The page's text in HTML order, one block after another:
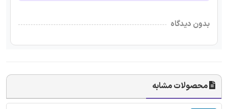
بدون دیدگاه
محصولات مشابه